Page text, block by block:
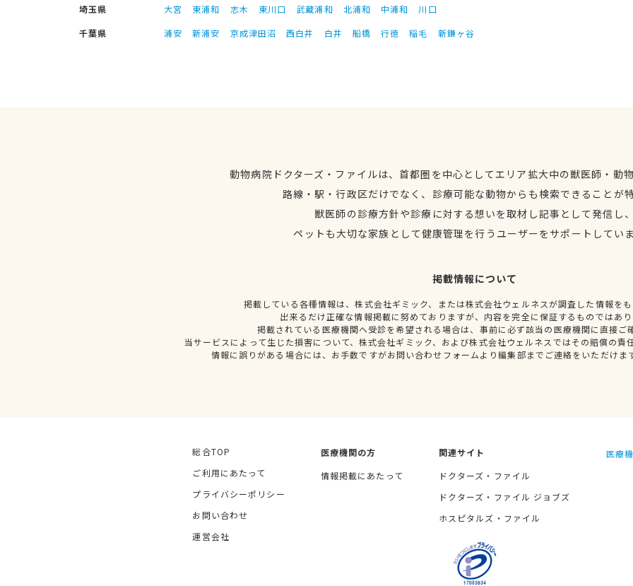
埼玉県
大宮 東浦和 志木 東川口 武蔵浦和 北浦和 中浦和
川口
千葉県
浦安 新浦安 京成津田沼 西白井 白井 船橋 行徳 稲毛 新鎌ヶ谷
動物病院ドクターズ・ファイルは、首都圏を中心としてエリア拡大中の獣医師・動
路線・駅・行政区だけでなく、診療可能な動物からも検索できることが
獣医師の診療方針や診療に対する想いを取材し記事として発信し
ペットも大切な家族として健康管理を行うユーザーをサポートしてい
掲載情報について
掲載している各種情報は、株式会社ギミック、または株式会社ウェルネスが調査した情報を
出来るだけ正確な情報掲載に努めておりますが、内容を完全に保証するものではあ
掲載されている医療機関へ受診を希望される場合は、事前に必ず該当の医療機関に直接ご
当サービスによって生じた損害について、株式会社ギミック、および株式会社ウェルネスではその賠償の責
情報に誤りがある場合には、お手数ですがお問い合わせフォームより編集部までご連絡をいただけま
総合TOP
ご利用にあたって
プライバシーポリシー
お問い合わせ
運営会社
医療機関の方
情報掲載にあたって
関連サイト
ドクターズ・ファイル
ドクターズ・ファイル ジョブズ
ホスピタルズ・ファイル
医療